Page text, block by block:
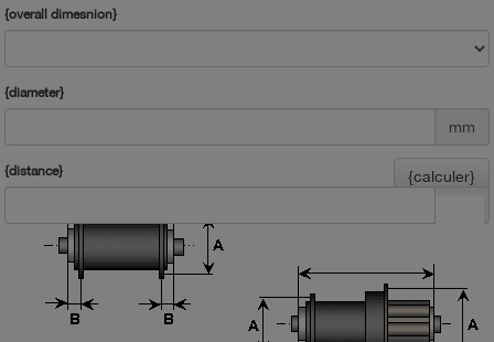
{overall dimesnion}
{diameter}
mm
{distance} {calculer}